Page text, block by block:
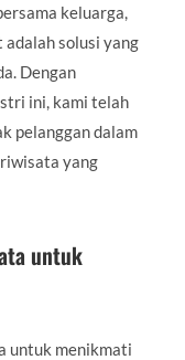
keluarga,
solusi yang
Dengan
ini, kami telah
pelanggan dalam
yang
untuk
untuk menikmati